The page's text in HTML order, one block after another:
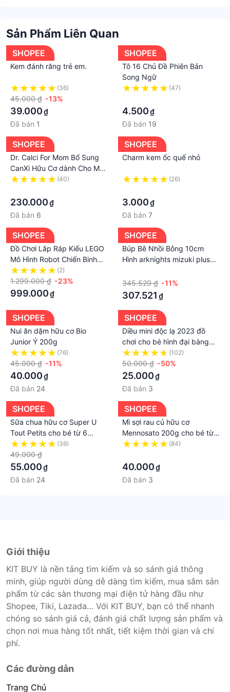
Sản Phẩm Liên Quan
SHOPEE
Kem đánh răng trẻ em.
(36)
45.000 ₫ -13%
39.000₫
Đã bán 1
SHOPEE
Tô 16 Chủ Đề Phiên Bản
Song Ngữ
(47)
4.500₫
Đã bán 19
SHOPEE
Dr. Calci For Mom Bổ Sung
CanXi Hữu Cơ dành Cho Mẹ
Bầu Từ Tảo Biển Đỏ, Không
(40)
230.000₫
Đã bán 6
SHOPEE
Charm kem ốc quế nhỏ
(26)
3.000₫
Đã bán 7
SHOPEE
Đồ Chơi Lắp Ráp Kiểu LEGO
Mô Hình Robot Chiến Binh
Samurai KAI-ADIE Trong
Pacific Rim Mecha Armor
Warrior DK5006
(2)
1.299.000 ₫ -23%
999.000₫
SHOPEE
Búp Bê Nhồi Bông 10cm
Hình arknights mizuki plushie
345.529 ₫ -11%
307.521 ₫
SHOPEE
Nui ăn dặm hữu cơ Bio
Junior Ý 200g
(76)
45.000 ₫ -11%
40.000₫
Đã bán 24
SHOPEE
Diều mini độc lạ 2023 đồ
chơi cho bé hình đại bàng
bướm siêu nhân ... kèm cần
câu điều khiển cho trẻ em
(102)
50.000 ₫ -50%
25.000₫
Đã bán 3
SHOPEE
Sữa chua hữu cơ Super U
Tout Petits cho bé từ 6
tháng tuổi - Shop Mẹ Oliu
(36)
49.000 ₫
55.000₫
Đã bán 24
SHOPEE
Mì sợi rau củ hữu cơ
Mennosato 200g cho bé từ 7
tháng
(84)
40.000₫
Đã bán 3
Giới thiệu
KIT BUY là nền tảng tìm kiếm và so sánh giá thông
minh, giúp người dùng dễ dàng tìm kiếm, mua sắm sản
phẩm từ các sàn thương mại điện tử hàng đầu như
Shopee, Tiki, Lazada… Với KIT BUY, bạn có thể nhanh
chóng so sánh giá cả, đánh giá chất lượng sản phẩm và
chọn nơi mua hàng tốt nhất, tiết kiệm thời gian và chi
phí.
Các đường dẫn
Trang Chủ